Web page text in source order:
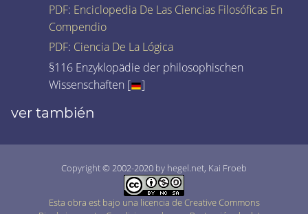
PDF: Enciclopedia De Las Ciencias Filosóficas En
Compendio
PDF: Ciencia De La Lógica
§116 Enzyklopädie der philosophischen
Wissenschaften [
]
ver también
Copyright © 2002-2020 by hegel.net, Kai Froeb
Esta obra est bajo una licencia de Creative Commons